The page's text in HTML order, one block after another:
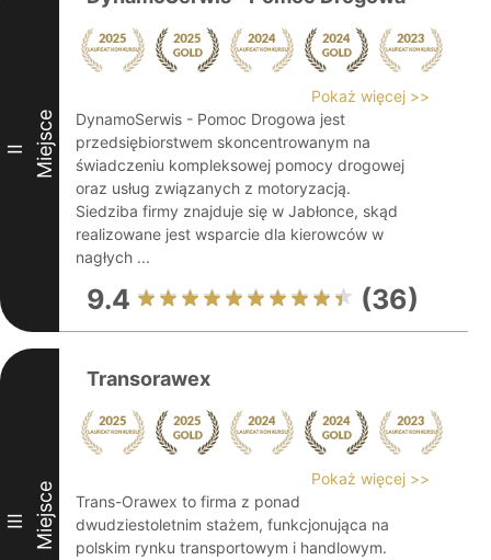
II Miejsce
Pokaż więcej >>
DynamoSerwis - Pomoc Drogowa jest
przedsiębiorstwem skoncentrowanym na
świadczeniu kompleksowej pomocy drogowej
oraz usług związanych z motoryzacją.
Siedziba firmy znajduje się w Jabłonce, skąd
realizowane jest wsparcie dla kierowców w
nagłych ...
9.4 (36)
III Miejsce
Transorawex
Pokaż więcej >>
Trans-Orawex to firma z ponad
dwudziestoletnim stażem, funkcjonująca na
polskim rynku transportowym i handlowym.